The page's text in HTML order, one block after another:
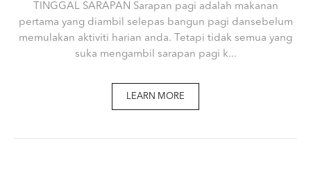
TINGGAL SARAPAN Sarapan pagi adalah makanan
pertama yang diambil selepas bangun pagi dansebelum
memulakan aktiviti harian anda. Tetapi tidak semua yang
suka mengambil sarapan pagi k...
LEARN MORE